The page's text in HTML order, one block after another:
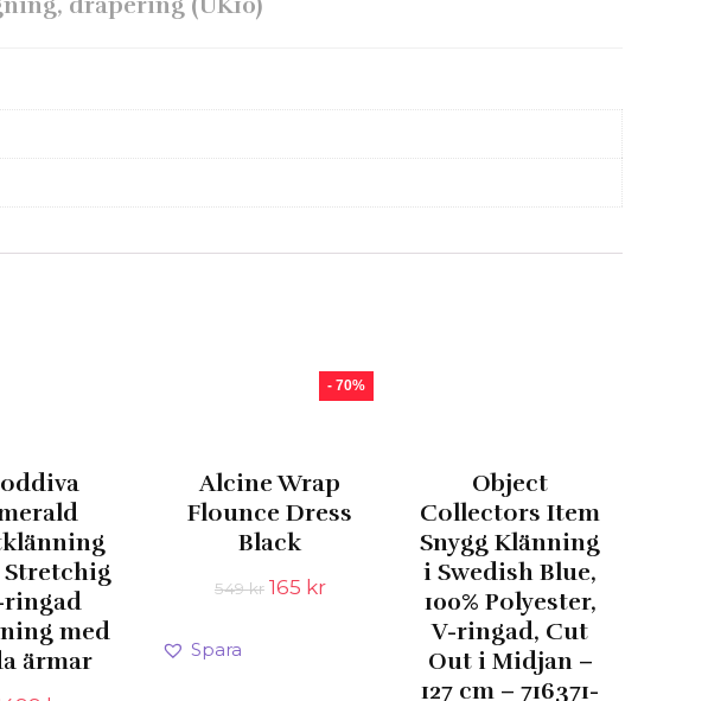
Stretchig
ringad
med
ärmar
- 70%
Alcine Wrap
Flounce Dress
Black
549kr Det
165 krDet
nuvarande
Spara
Object
Collectors Item
Snygg Klänning
i Swedish Blue,
100% Polyester,
V-ringad, Cut
Out i Midjan –
127 cm – 716371-